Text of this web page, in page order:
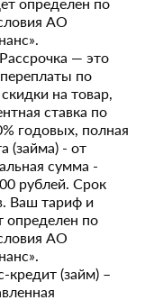
АО
— это
по
на товар,
ставка по
годовых, полная
(займа) - от
сумма -
рублей. Срок
Ваш тариф и
определен по
АО
кредит (займ) –